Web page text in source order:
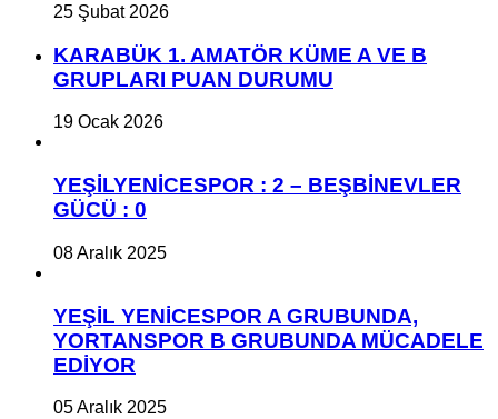
25 Şubat 2026
KARABÜK 1. AMATÖR KÜME A VE B
GRUPLARI PUAN DURUMU
19 Ocak 2026
YEŞİLYENİCESPOR : 2 – BEŞBİNEVLER
GÜCÜ : 0
08 Aralık 2025
YEŞİL YENİCESPOR A GRUBUNDA,
YORTANSPOR B GRUBUNDA MÜCADELE
EDİYOR
05 Aralık 2025